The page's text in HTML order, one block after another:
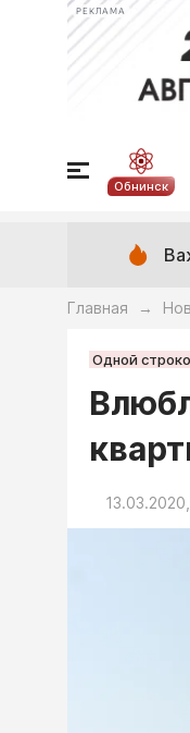
РЕКЛАМА
Обнинск
Главная →
Одной